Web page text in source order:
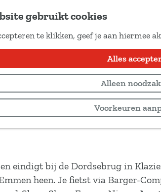
gebruikt cookies
te klikken, geef je aan hiermee
Alles
Alleen
Voorkeuren
eindigt bij de Dordsebrug in
heen. Je fietst via Barger-